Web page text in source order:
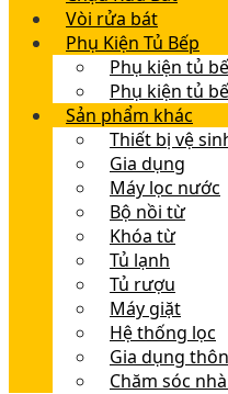
Vòi rửa bát
Phụ Kiện Tủ Bếp
Phụ kiện tủ
Phụ kiện tủ
Sản phẩm khác
Thiết bị vệ
Gia dụng
Máy lọc nước
Bộ nồi từ
Khóa từ
Tủ lạnh
Tủ rượu
Máy giặt
Hệ thống lọc
Gia dụng
Chăm sóc